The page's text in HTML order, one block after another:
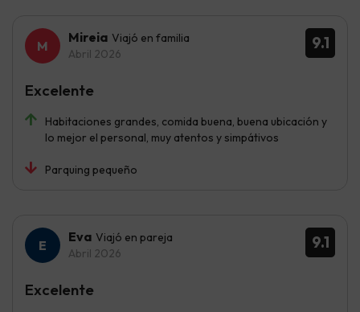
9.1
Mireia Viajó en familia
Abril 2026
Habitaciones grandes, comida buena, buena ubicación y
lo mejor el personal, muy atentos y simpátivos
Parquing pequeño
Excelente
9.1
Eva Viajó en pareja
Abril 2026
Excelente